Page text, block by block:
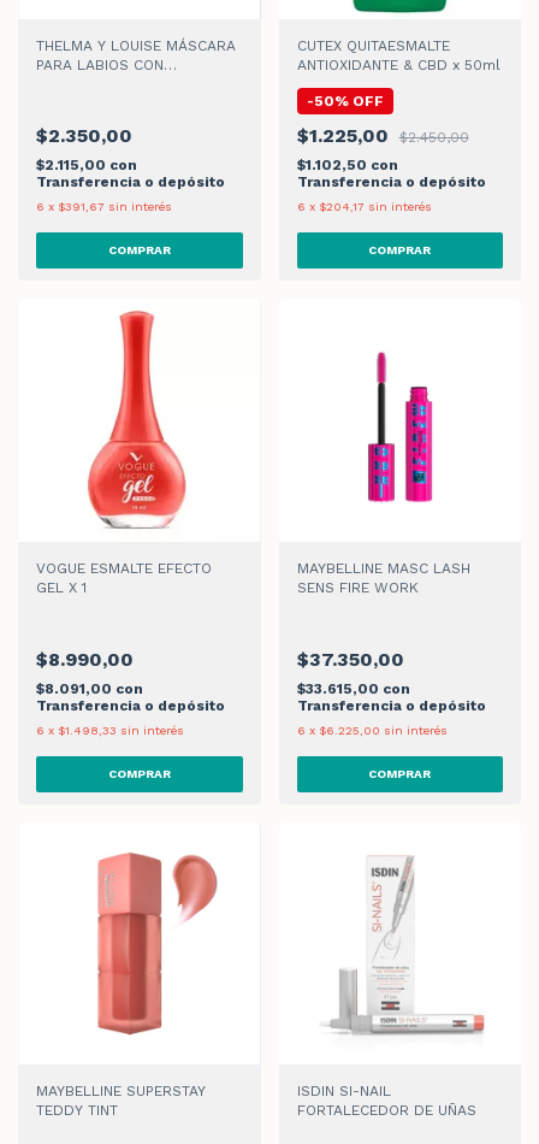
THELMA Y LOUISE MÁSCARA
PARA LABIOS CON
$2.350,00
$2.115,00 con
Transferencia o depósito
6 x $391,67 sin interés
CUTEX QUITAESMALTE
ANTIOXIDANTE & CBD x 50ml
-50% OFF
$1.225,00
$2.450,00
$1.102,50 con
Transferencia o depósito
6 x $204,17 sin interés
VOGUE ESMALTE EFECTO
GEL X 1
$8.990,00
$8.091,00 con
Transferencia o depósito
6 x $1.498,33 sin interés
MAYBELLINE MASC LASH
SENS FIRE WORK
$37.350,00
$33.615,00 con
Transferencia o depósito
6 x $6.225,00 sin interés
MAYBELLINE SUPERSTAY
TEDDY TINT
ISDIN SI-NAIL
FORTALECEDOR DE UÑAS